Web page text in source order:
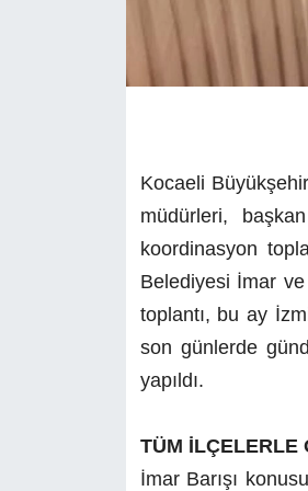
Kocaeli
müdürleri,
koordinasyon
Belediyesi İmar ve
toplantı, bu ay
son günlerde
yapıldı.
TÜM İLÇELERLE
İmar Barışı